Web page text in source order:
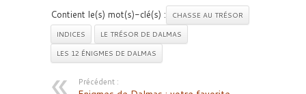
Contient le(s) mot(s)-clé(s) :
CHASSE AU TRÉSOR
INDICES
LE TRÉSOR DE DALMAS
LES 12 ÉNIGMES DE DALMAS
Précédent :